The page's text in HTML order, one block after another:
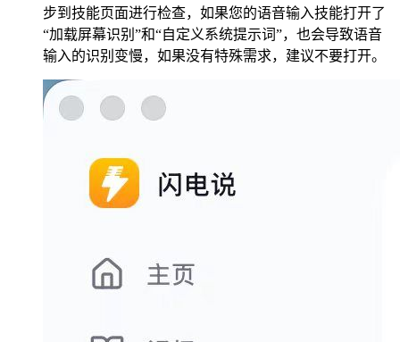
步到技能页面进行检查，如果您的语音输入技能打开了
“加载屏幕识别”和“自定义系统提示词”，也会导致语音
输入的识别变慢，如果没有特殊需求，建议不要打开。